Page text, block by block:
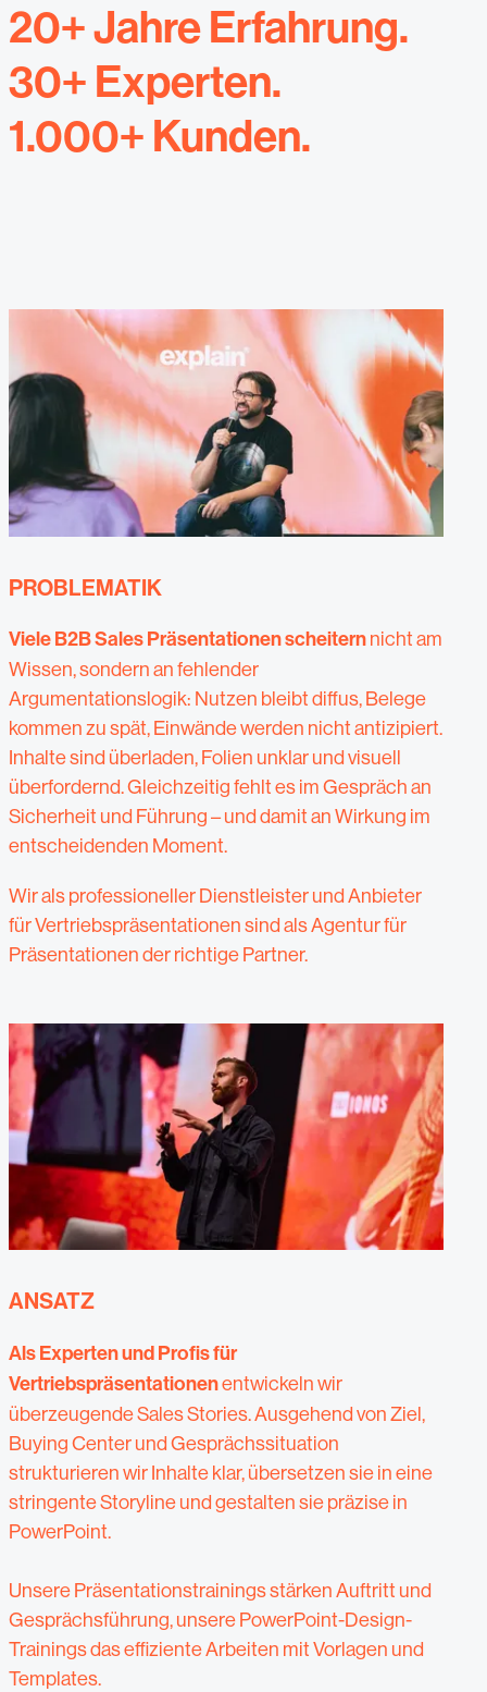
20+ Jahre Erfahrung.
30+ Experten.
1.000+ Kunden.
PROBLEMATIK
Viele B2B Sales Präsentationen scheiternnicht am
Wissen, sondern an fehlender
Argumentationslogik: Nutzen bleibt diffus, Belege
kommen zu spät, Einwände werden nicht antizipiert.
Inhalte sind überladen, Folien unklar und visuell
überfordernd. Gleichzeitig fehlt es im Gespräch an
Sicherheit und Führung – und damit an Wirkung im
entscheidenden Moment.
Wir als professioneller Dienstleister und Anbieter
für Vertriebspräsentationen sind als Agentur für
Präsentationen der richtige Partner.
ANSATZ
Als Experten und Profis für
Vertriebspräsentationenentwickeln wir
überzeugende Sales Stories. Ausgehend von Ziel,
Buying Center und Gesprächssituation
strukturieren wir Inhalte klar, übersetzen sie in eine
stringente Storyline und gestalten sie präzise in
PowerPoint.
Unsere Präsentationstrainings stärken Auftritt und
Gesprächsführung, unsere PowerPoint-Design-
Trainings das effiziente Arbeiten mit Vorlagen und
Templates.